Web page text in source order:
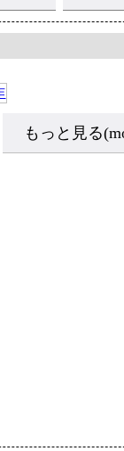
もっと見る